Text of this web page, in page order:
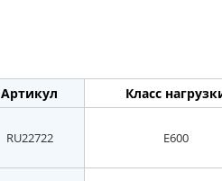
Артикул Класс
RU22722 E600